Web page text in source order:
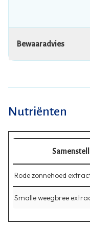
Bewaaradvies
Nutriënten
Rode zonnehoed
Smalle weegbree